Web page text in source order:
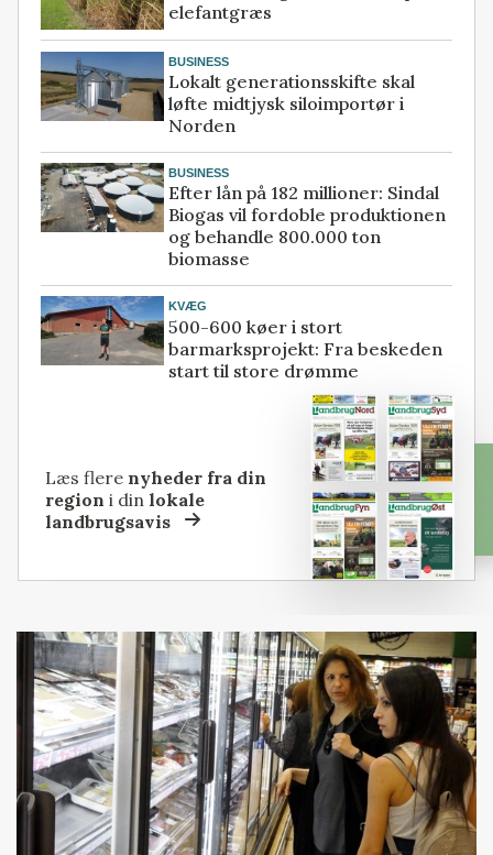
elefantgræs
BUSINESS
Lokalt generationsskifte skal
løfte midtjysk siloimportør i
Norden
BUSINESS
Efter lån på 182 millioner: Sindal
Biogas vil fordoble produktionen
og behandle 800.000 ton
biomasse
KVÆG
500-600 køer i stort
barmarksprojekt: Fra beskeden
start til store drømme
Læs flere nyheder fra din
region i dinlokale
landbrugsavis